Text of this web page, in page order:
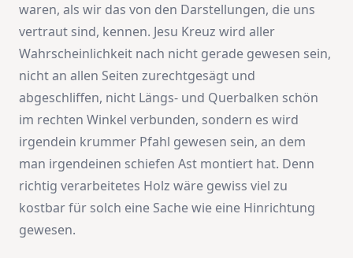
waren, als wir das von den Darstellungen, die uns
vertraut sind, kennen. Jesu Kreuz wird aller
Wahrscheinlichkeit nach nicht gerade gewesen sein,
nicht an allen Seiten zurechtgesägt und
abgeschliffen, nicht Längs- und Querbalken schön
im rechten Winkel verbunden, sondern es wird
irgendein krummer Pfahl gewesen sein, an dem
man irgendeinen schiefen Ast montiert hat. Denn
richtig verarbeitetes Holz wäre gewiss viel zu
kostbar für solch eine Sache wie eine Hinrichtung
gewesen.